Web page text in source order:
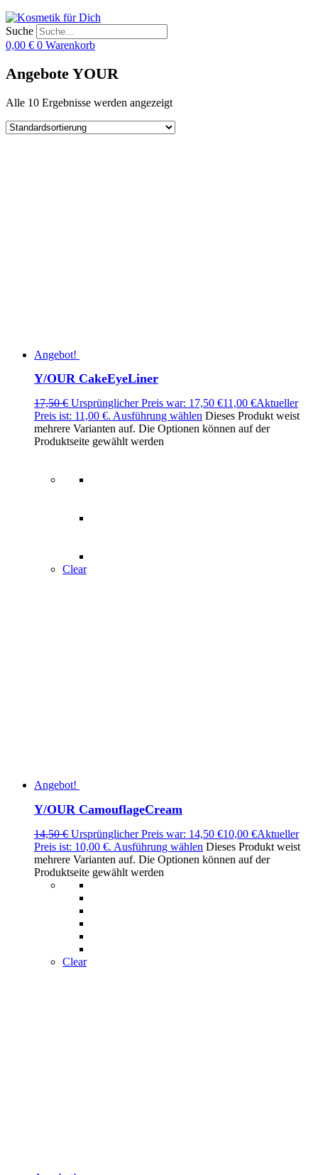
Suche
0,00 € 0 Warenkorb
Angebote YOUR
Alle 10 Ergebnisse werden angezeigt
Angebot!
Y/OUR CakeEyeLiner
17,50€ Ursprünglicher Preis war: 17,50 €11,00 €Aktueller
Preis ist: 11,00 €. Ausführung wählen Dieses Produkt weist
mehrere Varianten auf. Die Optionen können auf der
Produktseite gewählt werden
Clear
Angebot!
Y/OUR CamouflageCream
14,50€ Ursprünglicher Preis war: 14,50 €10,00 €Aktueller
Preis ist: 10,00 €. Ausführung wählen Dieses Produkt weist
mehrere Varianten auf. Die Optionen können auf der
Produktseite gewählt werden
Clear